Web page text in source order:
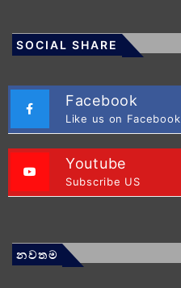
SOCIAL SHARE
Facebook
Like us on Facebook
Youtube
Subscribe US
නවතම